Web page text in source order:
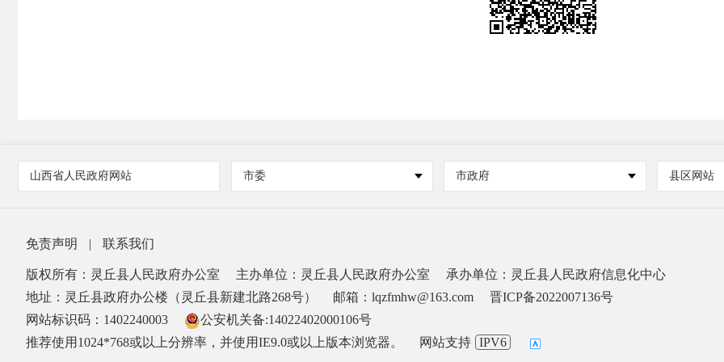
山西省人民政府网站 市委 市政府 县区网站
免责声明 | 联系我们
版权所有：灵丘县人民政府办公室 主办单位：灵丘县人民政府办公室
承办单位：灵丘县人民政府信息化中心
地址：灵丘县政府办公楼（灵丘县新建北路268号）
邮箱：lqzfmhw@163.com
晋ICP备2022007136号
网站标识码：1402240003
公安机关备:14022402000106号
推荐使用1024*768或以上分辨率，并使用IE9.0或以上版本浏览器。
网站支持 IPV6